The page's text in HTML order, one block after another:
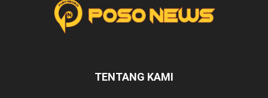
TENTANG KAMI